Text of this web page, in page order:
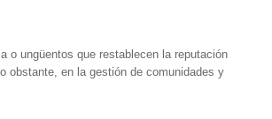
o ungüentos que restablecen la reputación
obstante, en la gestión de comunidades y